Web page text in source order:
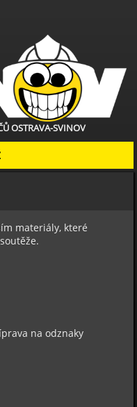
OSTRAVA-SVINOV
materiály, které
na odznaky